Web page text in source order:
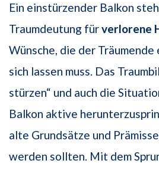
Ein einstürzender Balkon
Traumdeutung fürverlorene
Wünsche, die der
sich lassen muss. Das
stürzen“ und auch die
Balkon aktive
alte Grundsätze und
werden sollten. Mit dem